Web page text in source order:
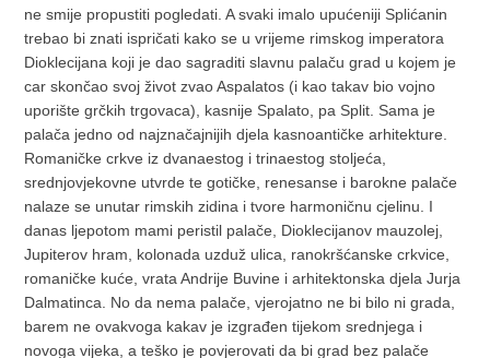
ne smije propustiti pogledati. A svaki imalo upućeniji Splićanin
trebao bi znati ispričati kako se u vrijeme rimskog imperatora
Dioklecijana koji je dao sagraditi slavnu palaču grad u kojem je
car skončao svoj život zvao Aspalatos (i kao takav bio vojno
uporište grčkih trgovaca), kasnije Spalato, pa Split. Sama je
palača jedno od najznačajnijih djela kasnoantičke arhitekture.
Romaničke crkve iz dvanaestog i trinaestog stoljeća,
srednjovjekovne utvrde te gotičke, renesanse i barokne palače
nalaze se unutar rimskih zidina i tvore harmoničnu cjelinu. I
danas ljepotom mami peristil palače, Dioklecijanov mauzolej,
Jupiterov hram, kolonada uzduž ulica, ranokršćanske crkvice,
romaničke kuće, vrata Andrije Buvine i arhitektonska djela Jurja
Dalmatinca. No da nema palače, vjerojatno ne bi bilo ni grada,
barem ne ovakvoga kakav je izgrađen tijekom srednjega i
novoga vijeka, a teško je povjerovati da bi grad bez palače